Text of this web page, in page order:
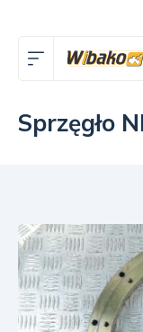
Sprzęgło